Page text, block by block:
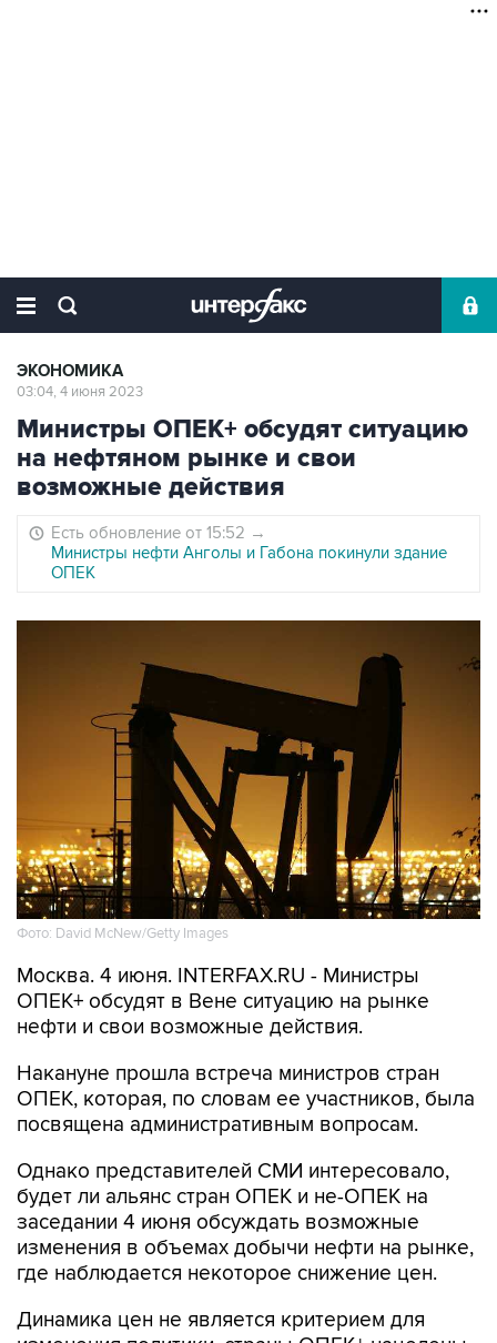
ЭКОНОМИКА
03:04, 4 июня 2023
Министры ОПЕК+ обсудят ситуацию
на нефтяном рынке и свои
возможные действия
Есть обновление от 15:52 →
Министры нефти Анголы и Габона покинули здание
ОПЕК
Фото: David McNew/Getty Images
Москва. 4 июня. INTERFAX.RU - Министры
ОПЕК+ обсудят в Вене ситуацию на рынке
нефти и свои возможные действия.
Накануне прошла встреча министров стран
ОПЕК, которая, по словам ее участников, была
посвящена административным вопросам.
Однако представителей СМИ интересовало,
будет ли альянс стран ОПЕК и не-ОПЕК на
заседании 4 июня обсуждать возможные
изменения в объемах добычи нефти на рынке,
где наблюдается некоторое снижение цен.
Динамика цен не является критерием для